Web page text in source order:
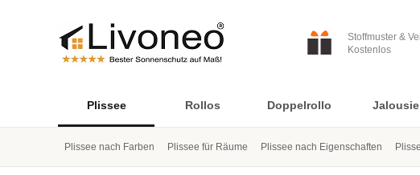
Stoffmuster &
Kostenlos
Plissee
Plissee nach Farben Plissee für Räume Plissee nach Eigenschaften
Rollos Doppelrollo Jalousie